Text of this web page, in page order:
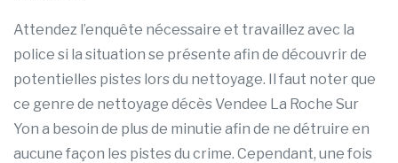
Attendez l’enquête nécessaire et travaillez avec la
police si la situation se présente afin de découvrir de
potentielles pistes lors du nettoyage. Il faut noter que
ce genre de nettoyage décès Vendee La Roche Sur
Yon a besoin de plus de minutie afin de ne détruire en
aucune façon les pistes du crime. Cependant, une fois